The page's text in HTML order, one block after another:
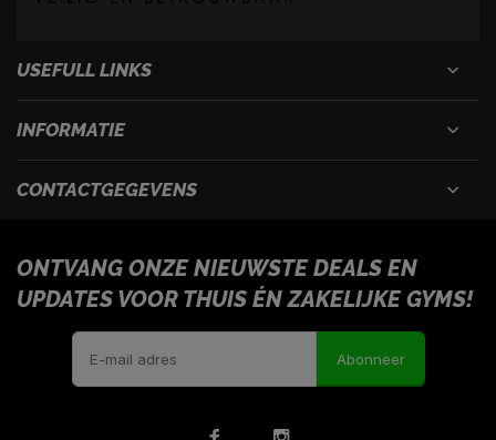
USEFULL LINKS
INFORMATIE
CONTACTGEGEVENS
ONTVANG ONZE NIEUWSTE DEALS EN
UPDATES VOOR THUIS ÉN ZAKELIJKE GYMS!
Abonneer